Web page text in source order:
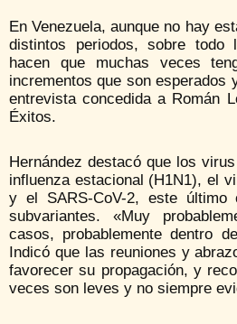
En Venezuela, aunque no hay
distintos periodos, sobre todo
hacen que muchas veces
incrementos que son esperados
entrevista concedida a Román
Éxitos.
Hernández destacó que los
influenza estacional (H1N1), el
y el SARS-CoV-2, este último
subvariantes. «Muy
casos, probablemente dentro
Indicó que las reuniones y
favorecer su propagación, y
veces son leves y no siempre